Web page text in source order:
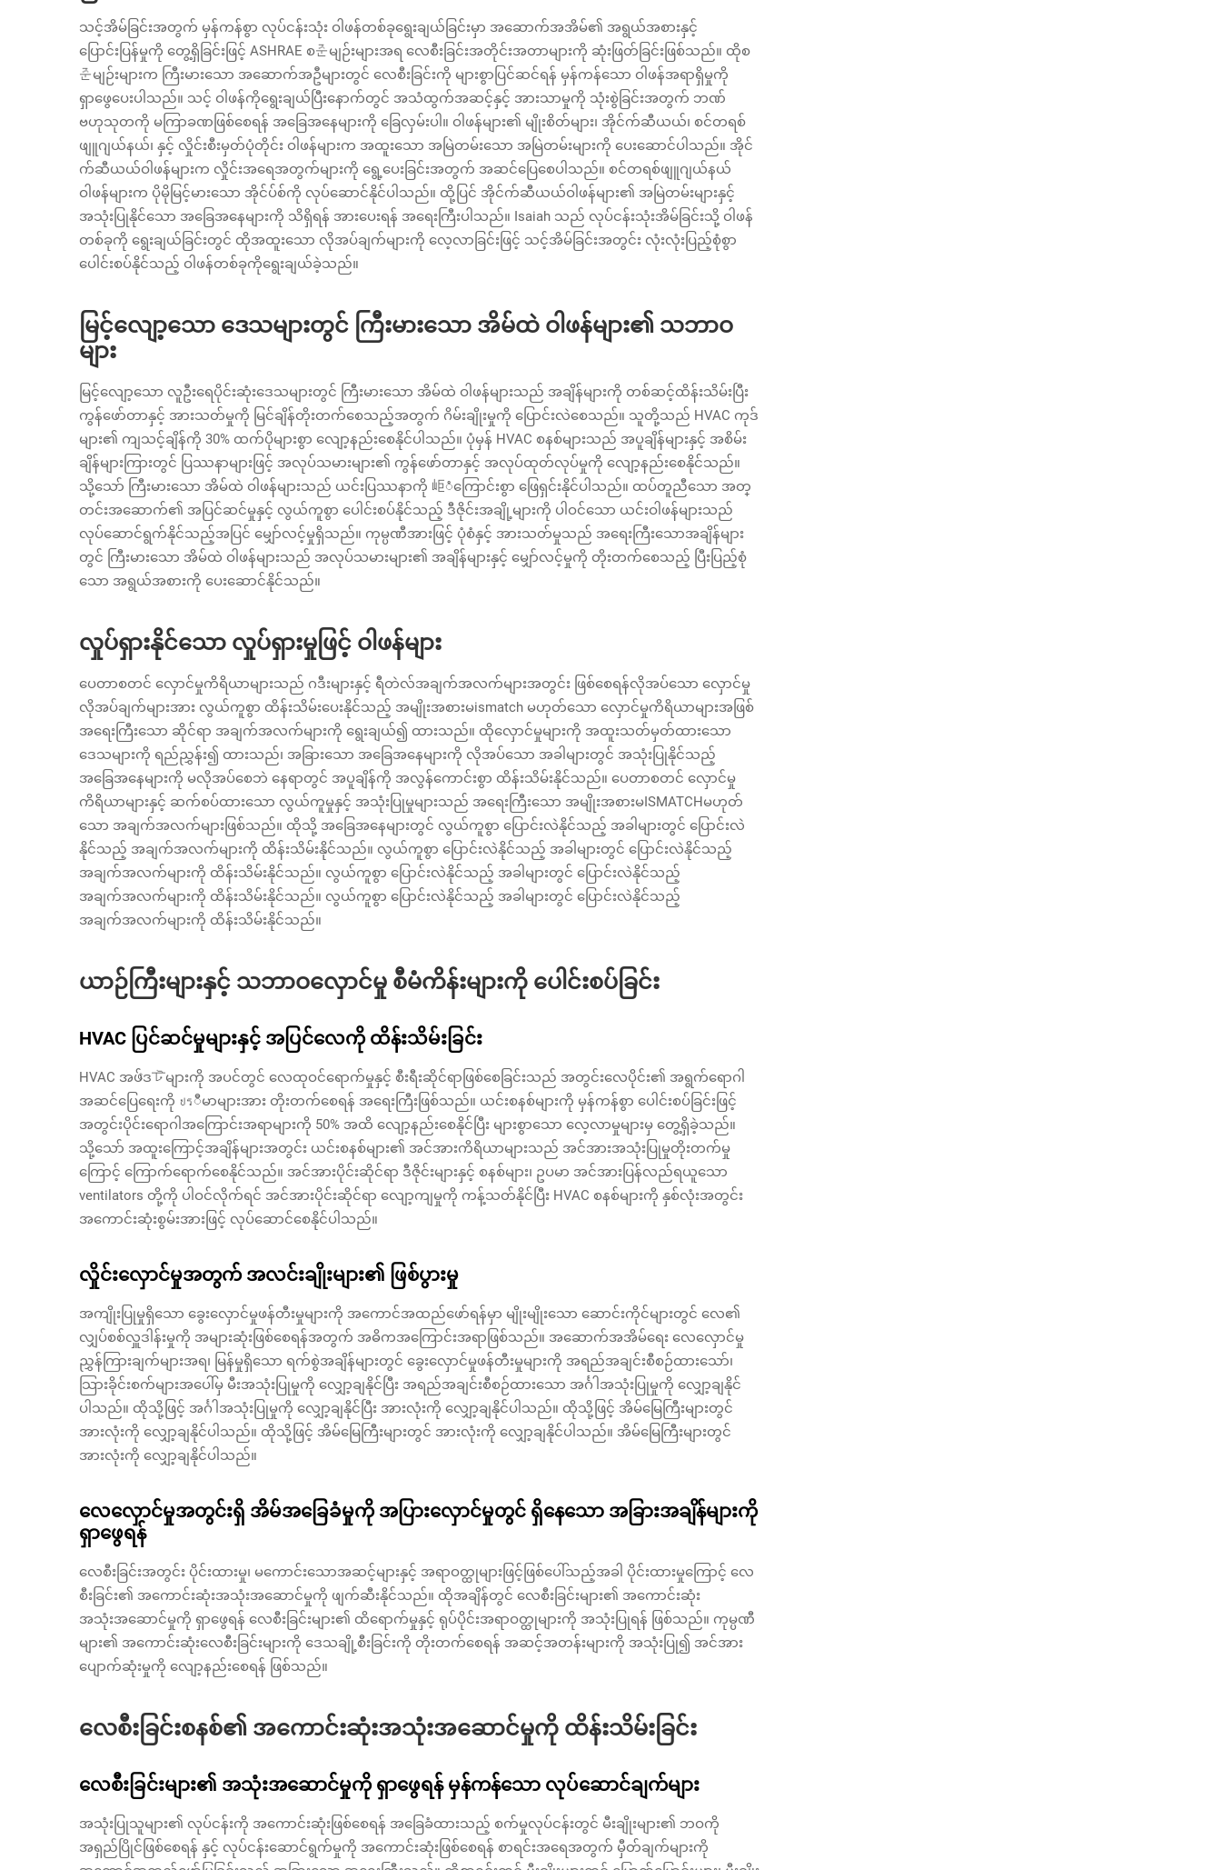
သင့်အိမ်ခြင်းအတွက် မှန်ကန်စွာ လုပ်ငန်းသုံး ဝါဖန်တစ်ခုရွေးချယ်ခြင်းမှာ အဆောက်အအိမ်၏ အရွယ်အစားနှင့်
ပြောင်းပြန်မှုကို တွေ့ရှိခြင်းဖြင့် ASHRAE စ준မျဉ်းများအရ လေစီးခြင်းအတိုင်းအတာများကို ဆုံးဖြတ်ခြင်းဖြစ်သည်။ ထိုစ
준မျဉ်းများက ကြီးမားသော အဆောက်အဦများတွင် လေစီးခြင်းကို များစွာပြင်ဆင်ရန် မှန်ကန်သော ဝါဖန်အရာရှိမှုကို
ရှာဖွေပေးပါသည်။ သင့် ဝါဖန်ကိုရွေးချယ်ပြီးနောက်တွင် အသံထွက်အဆင့်နှင့် အားသာမှုကို သုံးစွဲခြင်းအတွက် ဘဏ်
ဗဟုသုတကို မကြာခဏဖြစ်စေရန် အခြေအနေများကို ခြေလှမ်းပါ။ ဝါဖန်များ၏ မျိုးစိတ်များ၊ အိုင်က်ဆီယယ်၊ စင်တရစ်
ဖျူဂျယ်နယ်၊ နှင့် လှိုင်းစီးမှတ်ပုံတိုင်း ဝါဖန်များက အထူးသော အမြဲတမ်းသော အမြဲတမ်းများကို ပေးဆောင်ပါသည်။ အိုင်
က်ဆီယယ်ဝါဖန်များက လှိုင်းအရေအတွက်များကို ရွေ့ပေးခြင်းအတွက် အဆင်ပြေစေပါသည်။ စင်တရစ်ဖျူဂျယ်နယ်
ဝါဖန်များက ပိုမိုမြင့်မားသော အိုင်ပ်စ်ကို လုပ်ဆောင်နိုင်ပါသည်။ ထို့ပြင် အိုင်က်ဆီယယ်ဝါဖန်များ၏ အမြဲတမ်းများနှင့်
အသုံးပြုနိုင်သော အခြေအနေများကို သိရှိရန် အားပေးရန် အရေးကြီးပါသည်။ Isaiah သည် လုပ်ငန်းသုံးအိမ်ခြင်းသို့ ဝါဖန်
တစ်ခုကို ရွေးချယ်ခြင်းတွင် ထိုအထူးသော လိုအပ်ချက်များကို လေ့လာခြင်းဖြင့် သင့်အိမ်ခြင်းအတွင်း လုံးလုံးပြည့်စုံစွာ
ပေါင်းစပ်နိုင်သည့် ဝါဖန်တစ်ခုကိုရွေးချယ်ခဲ့သည်။
မြင့်လျော့သော ဒေသများတွင် ကြီးမားသော အိမ်ထဲ ဝါဖန်များ၏ သဘာဝ
များ
မြင့်လျော့သော လူဦးရေပိုင်းဆုံးဒေသများတွင် ကြီးမားသော အိမ်ထဲ ဝါဖန်များသည် အချိန်များကို တစ်ဆင့်ထိန်းသိမ်းပြီး
ကွန်ဖော်တာနှင့် အားသတ်မှုကို မြင်ချိန်တိုးတက်စေသည့်အတွက် ဂိမ်းချိုးမှုကို ပြောင်းလဲစေသည်။ သူတို့သည် HVAC ကုဒ်
များ၏ ကျသင့်ချိန်ကို 30% ထက်ပိုများစွာ လျော့နည်းစေနိုင်ပါသည်။ ပုံမှန် HVAC စနစ်များသည် အပူချိန်များနှင့် အစိမ်း
ချိန်များကြားတွင် ပြဿနာများဖြင့် အလုပ်သမားများ၏ ကွန်ဖော်တာနှင့် အလုပ်ထုတ်လုပ်မှုကို လျော့နည်းစေနိုင်သည်။
သို့သော် ကြီးမားသော အိမ်ထဲ ဝါဖန်များသည် ယင်းပြဿနာကို 岠ံကြောင်းစွာ ဖြေရှင်းနိုင်ပါသည်။ ထပ်တူညီသော အတ္
တင်းအဆောက်၏ အပြင်ဆင်မှုနှင့် လွယ်ကူစွာ ပေါင်းစပ်နိုင်သည့် ဒီဇိုင်းအချို့များကို ပါဝင်သော ယင်းဝါဖန်များသည်
လုပ်ဆောင်ရွက်နိုင်သည့်အပြင် မျှော်လင့်မှုရှိသည်။ ကုမ္ပဏီအားဖြင့် ပုံစံနှင့် အားသတ်မှုသည် အရေးကြီးသောအချိန်များ
တွင် ကြီးမားသော အိမ်ထဲ ဝါဖန်များသည် အလုပ်သမားများ၏ အချိန်များနှင့် မျှော်လင့်မှုကို တိုးတက်စေသည့် ပြီးပြည့်စုံ
သော အရွယ်အစားကို ပေးဆောင်နိုင်သည်။
လှုပ်ရှားနိုင်သော လှုပ်ရှားမှုဖြင့် ဝါဖန်များ
ပေတာစတင် လှောင်မှုကိရိယာများသည် ဂဒီးများနှင့် ရီတဲလ်အချက်အလက်များအတွင်း ဖြစ်စေရန်လိုအပ်သော လှောင်မှု
လိုအပ်ချက်များအား လွယ်ကူစွာ ထိန်းသိမ်းပေးနိုင်သည့် အမျိုးအစားမismatch မဟုတ်သော လှောင်မှုကိရိယာများအဖြစ်
အရေးကြီးသော ဆိုင်ရာ အချက်အလက်များကို ရွေးချယ်၍ ထားသည်။ ထိုလှောင်မှုများကို အထူးသတ်မှတ်ထားသော
ဒေသများကို ရည်ညွှန်း၍ ထားသည်၊ အခြားသော အခြေအနေများကို လိုအပ်သော အခါများတွင် အသုံးပြုနိုင်သည့်
အခြေအနေများကို မလိုအပ်စေဘဲ နေရာတွင် အပူချိန်ကို အလွန်ကောင်းစွာ ထိန်းသိမ်းနိုင်သည်။ ပေတာစတင် လှောင်မှု
ကိရိယာများနှင့် ဆက်စပ်ထားသော လွယ်ကူမှုနှင့် အသုံးပြုမှုများသည် အရေးကြီးသော အမျိုးအစားမISMATCHမဟုတ်
သော အချက်အလက်များဖြစ်သည်။ ထိုသို့ အခြေအနေများတွင် လွယ်ကူစွာ ပြောင်းလဲနိုင်သည့် အခါများတွင် ပြောင်းလဲ
နိုင်သည့် အချက်အလက်များကို ထိန်းသိမ်းနိုင်သည်။ လွယ်ကူစွာ ပြောင်းလဲနိုင်သည့် အခါများတွင် ပြောင်းလဲနိုင်သည့်
အချက်အလက်များကို ထိန်းသိမ်းနိုင်သည်။ လွယ်ကူစွာ ပြောင်းလဲနိုင်သည့် အခါများတွင် ပြောင်းလဲနိုင်သည့်
အချက်အလက်များကို ထိန်းသိမ်းနိုင်သည်။ လွယ်ကူစွာ ပြောင်းလဲနိုင်သည့် အခါများတွင် ပြောင်းလဲနိုင်သည့်
အချက်အလက်များကို ထိန်းသိမ်းနိုင်သည်။
ယာဉ်ကြီးများနှင့် သဘာဝလှောင်မှု စီမံကိန်းများကို ပေါင်းစပ်ခြင်း
HVAC ပြင်ဆင်မှုများနှင့် အပြင်လေကို ထိန်းသိမ်းခြင်း
HVAC အပ်ဒேটများကို အပင်တွင် လေထုဝင်ရောက်မှုနှင့် စီးရီးဆိုင်ရာဖြစ်စေခြင်းသည် အတွင်းလေပိုင်း၏ အရွက်ရောဂါ
အဆင်ပြေရေးကို ปรီမာများအား တိုးတက်စေရန် အရေးကြီးဖြစ်သည်။ ယင်းစနစ်များကို မှန်ကန်စွာ ပေါင်းစပ်ခြင်းဖြင့်
အတွင်းပိုင်းရောဂါအကြောင်းအရာများကို 50% အထိ လျော့နည်းစေနိုင်ပြီး များစွာသော လေ့လာမှုများမှ တွေ့ရှိခဲ့သည်။
သို့သော် အထူးကြောင့်အချိန်များအတွင်း ယင်းစနစ်များ၏ အင်အားကိရိယာများသည် အင်အားအသုံးပြုမှုတိုးတက်မှု
ကြောင့် ကြောက်ရောက်စေနိုင်သည်။ အင်အားပိုင်းဆိုင်ရာ ဒီဇိုင်းများနှင့် စနစ်များ၊ ဥပမာ အင်အားပြန်လည်ရယူသော
ventilators တို့ကို ပါဝင်လိုက်ရင် အင်အားပိုင်းဆိုင်ရာ လျော့ကျမှုကို ကန့်သတ်နိုင်ပြီး HVAC စနစ်များကို နှစ်လုံးအတွင်း
အကောင်းဆုံးစွမ်းအားဖြင့် လုပ်ဆောင်စေနိုင်ပါသည်။
လှိုင်းလှောင်မှုအတွက် အလင်းချိုးများ၏ ဖြစ်ပွားမှု
အကျိုးပြုမှုရှိသော ခွေးလှောင်မှုဖန်တီးမှုများကို အကောင်အထည်ဖော်ရန်မှာ မျိုးမျိုးသော ဆောင်းကိုင်များတွင် လေ၏
လျှပ်စစ်လှူဒါန်းမှုကို အများဆုံးဖြစ်စေရန်အတွက် အဓိကအကြောင်းအရာဖြစ်သည်။ အဆောက်အအိမ်ရေး လေလှောင်မှု
ညွှန်ကြားချက်များအရ၊ မြန်မှုရှိသော ရက်စွဲအချိန်များတွင် ခွေးလှောင်မှုဖန်တီးမှုများကို အရည်အချင်းစီစဉ်ထားသော်၊
သြားခိုင်းစက်များအပေါ်မှ မီးအသုံးပြုမှုကို လျှော့ချနိုင်ပြီး အရည်အချင်းစီစဉ်ထားသော အင်္ဂါအသုံးပြုမှုကို လျှော့ချနိုင်
ပါသည်။ ထိုသို့ဖြင့် အင်္ဂါအသုံးပြုမှုကို လျှော့ချနိုင်ပြီး အားလုံးကို လျှော့ချနိုင်ပါသည်။ ထိုသို့ဖြင့် အိမ်မြေကြီးများတွင်
အားလုံးကို လျှော့ချနိုင်ပါသည်။ ထိုသို့ဖြင့် အိမ်မြေကြီးများတွင် အားလုံးကို လျှော့ချနိုင်ပါသည်။ အိမ်မြေကြီးများတွင်
အားလုံးကို လျှော့ချနိုင်ပါသည်။
လေလှောင်မှုအတွင်းရှိ အိမ်အခြေခံမှုကို အပြားလှောင်မှုတွင် ရှိနေသော အခြားအချိန်များကို
ရှာဖွေရန်
လေစီးခြင်းအတွင်း ပိုင်းထားမှု၊ မကောင်းသောအဆင့်များနှင့် အရာဝတ္ထုများဖြင့်ဖြစ်ပေါ်သည့်အခါ ပိုင်းထားမှုကြောင့် လေ
စီးခြင်း၏ အကောင်းဆုံးအသုံးအဆောင်မှုကို ဖျက်ဆီးနိုင်သည်။ ထိုအချိန်တွင် လေစီးခြင်းများ၏ အကောင်းဆုံး
အသုံးအဆောင်မှုကို ရှာဖွေရန် လေစီးခြင်းများ၏ ထိရောက်မှုနှင့် ရုပ်ပိုင်းအရာဝတ္ထုများကို အသုံးပြုရန် ဖြစ်သည်။ ကုမ္ပဏီ
များ၏ အကောင်းဆုံးလေစီးခြင်းများကို ဒေသချို့စီးခြင်းကို တိုးတက်စေရန် အဆင့်အတန်းများကို အသုံးပြု၍ အင်အား
ပျောက်ဆုံးမှုကို လျော့နည်းစေရန် ဖြစ်သည်။
လေစီးခြင်းစနစ်၏ အကောင်းဆုံးအသုံးအဆောင်မှုကို ထိန်းသိမ်းခြင်း
လေစီးခြင်းများ၏ အသုံးအဆောင်မှုကို ရှာဖွေရန် မှန်ကန်သော လုပ်ဆောင်ချက်များ
အသုံးပြုသူများ၏ လုပ်ငန်းကို အကောင်းဆုံးဖြစ်စေရန် အခြေခံထားသည့် စက်မှုလုပ်ငန်းတွင် မီးချိုးများ၏ ဘဝကို
အရှည်ပြိုင်ဖြစ်စေရန် နှင့် လုပ်ငန်းဆောင်ရွက်မှုကို အကောင်းဆုံးဖြစ်စေရန် စာရင်းအရေအတွက် မှီတ်ချက်များကို